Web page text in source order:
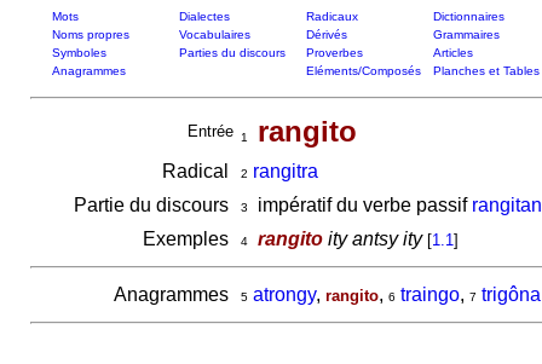
Mots Dialectes Radicaux
Dictionnaires
Noms propres
Vocabulaires Dérivés
Grammaires
Symboles
Parties du discours Proverbes
Articles
Anagrammes
Eléments/Composés Planches et Tables
Entrée 1 rangito
Radical 2 rangitra
Partie du discours
3 impératif du verbe passif
Exemples
4 rangitoity antsy ity [1.1]
Anagrammes 5 atrongy, rangito, 6 traingo, 7 trigôna